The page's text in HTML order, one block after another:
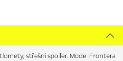
střešní spoiler. Model Frontera